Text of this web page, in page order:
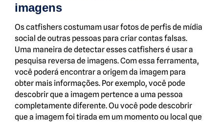
imagens
Os catfishers costumam usar fotos de perfis de mídia
social de outras pessoas para criar contas falsas.
Uma maneira de detectar esses catfishers é usar a
pesquisa reversa de imagens. Com essa ferramenta,
você poderá encontrar a origem da imagem para
obter mais informações. Por exemplo, você pode
descobrir que a imagem pertence a uma pessoa
completamente diferente. Ou você pode descobrir
que a imagem foi tirada em um momento ou local que